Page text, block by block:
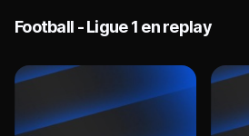
Football - Ligue 1 en replay